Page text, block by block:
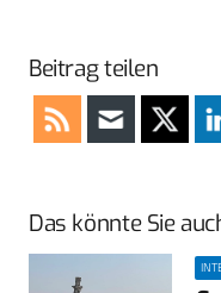
Beitrag teilen
Das könnte Sie